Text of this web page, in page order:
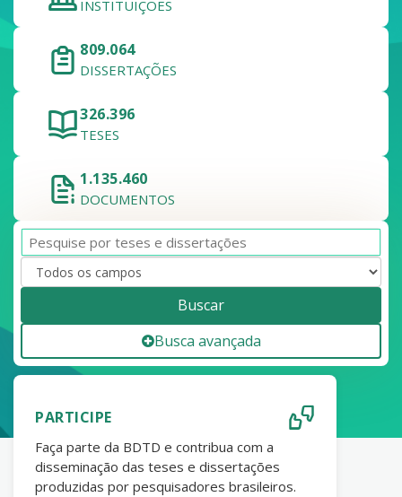
INSTITUIÇÕES
809.064
DISSERTAÇÕES
326.396
TESES
1.135.460
DOCUMENTOS
Buscar
Busca avançada
PARTICIPE
Faça parte da BDTD e contribua com a
disseminação das teses e dissertações
produzidas por pesquisadores brasileiros.